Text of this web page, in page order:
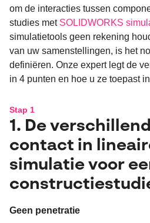
om de interacties tussen
studies met SOLIDWORKS
simulatietools geen rekening
van uw samenstellingen, is het
definiëren. Onze expert legt de
in 4 punten en hoe u ze toepast
Stap 1
1. De
contact in
simulatie voor
Geen penetratie